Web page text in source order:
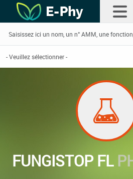
FUNGISTOP FL